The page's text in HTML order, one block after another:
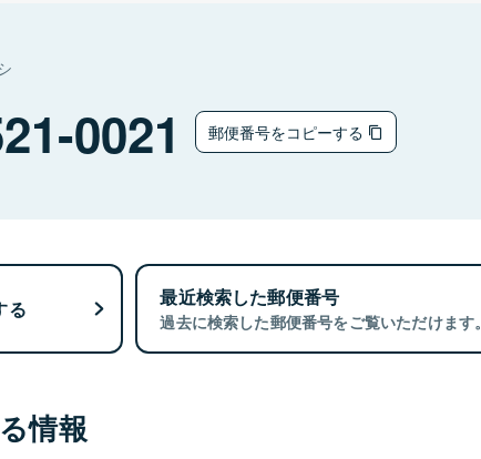
0021 郵便番号をコピーする
る 最近検索した郵便番号
過去に検索した郵便番号をご覧いただけます。
情報